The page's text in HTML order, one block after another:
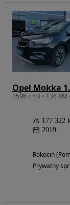
Opel Mokka
1598 cm3 • 136
177 322
2019
Rokocin
Prywatny